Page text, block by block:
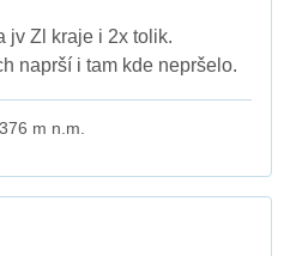
jv Zl kraje i 2x tolik.
naprší i tam kde nepršelo.
m n.m.